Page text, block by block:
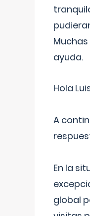
ayuda.
Hola
A
En la
global